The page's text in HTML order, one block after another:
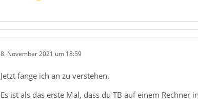
8. November 2021 um 18:59
Jetzt fange ich an zu verstehen.
Es ist als das erste Mal, dass du TB auf einem Rechner